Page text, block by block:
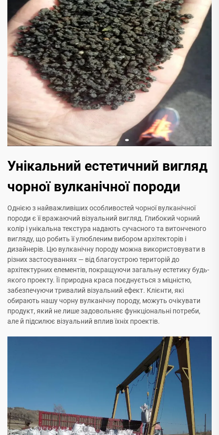
Унікальний естетичний вигляд
чорної вулканічної породи
Однією з найважливіших особливостей чорної вулканічної
породи є її вражаючий візуальний вигляд. Глибокий чорний
колір і унікальна текстура надають сучасного та витонченого
вигляду, що робить її улюбленим вибором архітекторів і
дизайнерів. Цю вулканічну породу можна використовувати в
різних застосуваннях — від благоустрою територій до
архітектурних елементів, покращуючи загальну естетику будь-
якого проекту. Її природна краса поєднується з міцністю,
забезпечуючи тривалий візуальний ефект. Клієнти, які
обирають нашу чорну вулканічну породу, можуть очікувати
продукт, який не лише задовольняє функціональні потреби,
але й підсилює візуальний вплив їхніх проектів.